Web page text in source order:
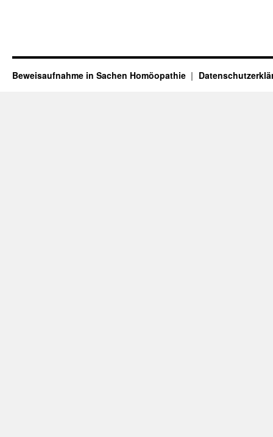
Beweisaufnahme in Sachen Homöopathie